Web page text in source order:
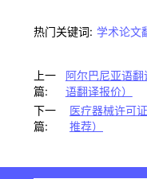
热门关键词: 学术论文
上一
篇:
阿尔巴尼亚语
语翻译报价）
下一
篇:
医疗器械许可
推荐）